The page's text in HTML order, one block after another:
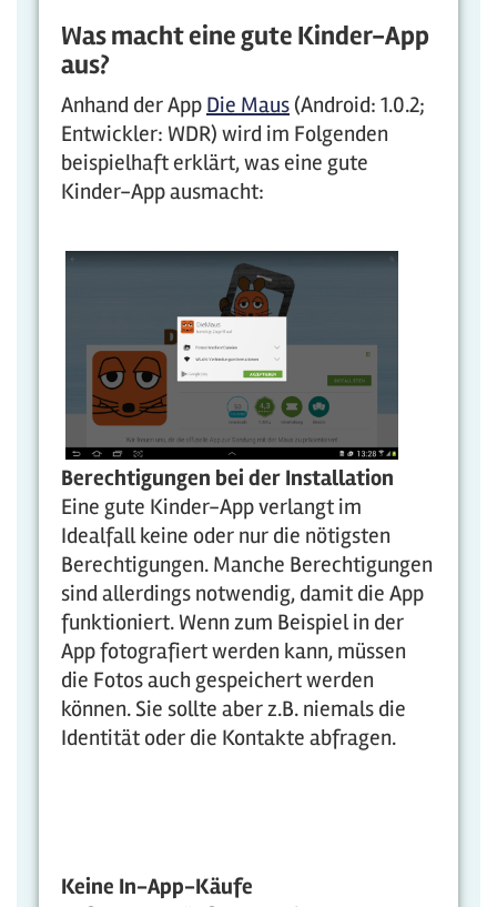
Was macht eine gute Kinder-App
aus?
Anhand der App Die Maus (Android: 1.0.2;
Entwickler: WDR) wird im Folgenden
beispielhaft erklärt, was eine gute
Kinder-App ausmacht:
Berechtigungen bei der Installation
Eine gute Kinder-App verlangt im
Idealfall keine oder nur die nötigsten
Berechtigungen. Manche Berechtigungen
sind allerdings notwendig, damit die App
funktioniert. Wenn zum Beispiel in der
App fotografiert werden kann, müssen
die Fotos auch gespeichert werden
können. Sie sollte aber z.B. niemals die
Identität oder die Kontakte abfragen.
Keine In-App-Käufe